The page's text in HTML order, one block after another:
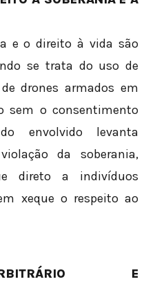
e o direito à vida são
se trata do uso de
drones armados em
sem o consentimento
envolvido levanta
da soberania,
direto a indivíduos
xeque o respeito ao
E